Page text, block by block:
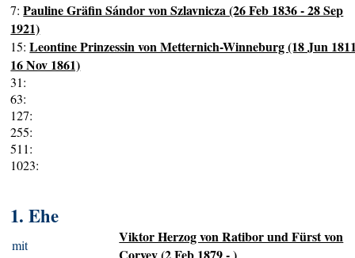
7:Pauline Gräfin Sándor von Szlavnicza (26 Feb 1836 - 28 Sep
1921)
15:Leontine Prinzessin von Metternich-Winneburg (18 Jun
16 Nov 1861)
31:
63:
127:
255:
511:
1023:
1. Ehe
mit
Viktor Herzog von Ratibor und Fürst von